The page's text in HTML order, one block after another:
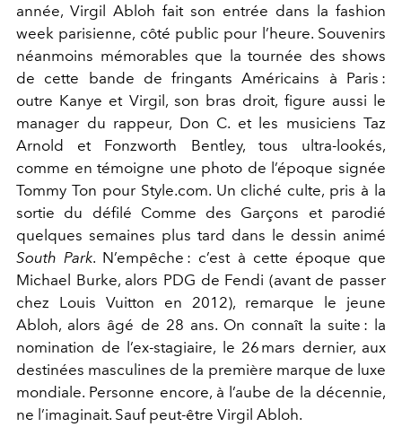
année, Virgil Abloh fait son entrée dans la fashion
week parisienne, côté public pour l’heure. Souvenirs
néanmoins mémorables que la tournée des shows
de cette bande de fringants Américains à Paris :
outre Kanye et Virgil, son bras droit, figure aussi le
manager du rappeur, Don C. et les musiciens Taz
Arnold et Fonzworth Bentley, tous ultra-lookés,
comme en témoigne une photo de l’époque signée
Tommy Ton pour Style.com. Un cliché culte, pris à la
sortie du défilé Comme des Garçons et parodié
quelques semaines plus tard dans le dessin animé
South Park. N’empêche : c’est à cette époque que
Michael Burke, alors PDG de Fendi (avant de passer
chez Louis Vuitton en 2012), remarque le jeune
Abloh, alors âgé de 28 ans. On connaît la suite : la
nomination de l’ex-stagiaire, le 26 mars dernier, aux
destinées masculines de la première marque de luxe
mondiale. Personne encore, à l’aube de la décennie,
ne l’imaginait. Sauf peut-être Virgil Abloh.